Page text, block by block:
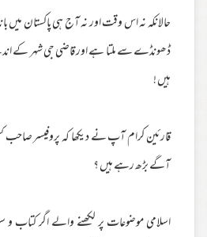
حالانکہ نہ اس وقت اور نہ آج ہی پاکستان میں
ڈھونڈے سے ملتا ہے اور قاضی جی شہر کے
ہیں !
قارئین کرام آپ نے دیکھا کہ پروفیسر
آگے بڑھ رہے ہیں ؟
اسلامی موضوعات پر لکھنے والے اگر کتاب و